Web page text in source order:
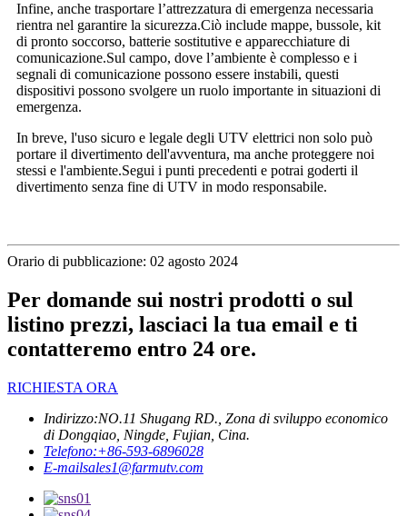
Infine, anche trasportare l’attrezzatura di emergenza necessaria
rientra nel garantire la sicurezza.Ciò include mappe, bussole, kit
di pronto soccorso, batterie sostitutive e apparecchiature di
comunicazione.Sul campo, dove l’ambiente è complesso e i
segnali di comunicazione possono essere instabili, questi
dispositivi possono svolgere un ruolo importante in situazioni di
emergenza.
In breve, l'uso sicuro e legale degli UTV elettrici non solo può
portare il divertimento dell'avventura, ma anche proteggere noi
stessi e l'ambiente.Segui i punti precedenti e potrai goderti il ​​
divertimento senza fine di UTV in modo responsabile.
Orario di pubblicazione: 02 agosto 2024
Per domande sui nostri prodotti o sul
listino prezzi, lasciaci la tua email e ti
contatteremo entro 24 ore.
RICHIESTA ORA
Indirizzo:NO.11 Shugang RD., Zona di sviluppo economico
di Dongqiao, Ningde, Fujian, Cina.
Telefono:+86-593-6896028
E-mailsales1@farmutv.com